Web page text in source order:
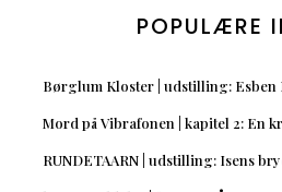
POPULÆRE
Børglum Kloster | udstilling: Esben
Mord på Vibrafonen | kapitel 2: En
RUNDETAARN | udstilling: Isens